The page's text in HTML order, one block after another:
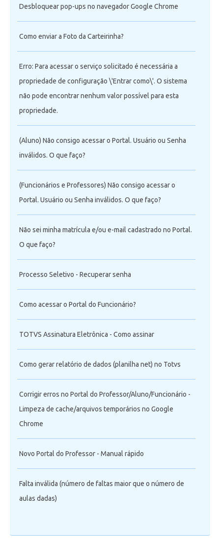
Desbloquear pop-ups no navegador Google Chrome
Como enviar a Foto da Carteirinha?
Erro: Para acessar o serviço solicitado é necessária a
propriedade de configuração \'Entrar como\'. O sistema
não pode encontrar nenhum valor possível para esta
propriedade.
(Aluno) Não consigo acessar o Portal. Usuário ou Senha
inválidos. O que faço?
(Funcionários e Professores) Não consigo acessar o
Portal. Usuário ou Senha inválidos. O que faço?
Não sei minha matrícula e/ou e-mail cadastrado no Portal.
O que faço?
Processo Seletivo - Recuperar senha
Como acessar o Portal do Funcionário?
TOTVS Assinatura Eletrônica - Como assinar
Como gerar relatório de dados (planilha net) no Totvs
Corrigir erros no Portal do Professor/Aluno/Funcionário -
Limpeza de cache/arquivos temporários no Google
Chrome
Novo Portal do Professor - Manual rápido
Falta inválida (número de faltas maior que o número de
aulas dadas)